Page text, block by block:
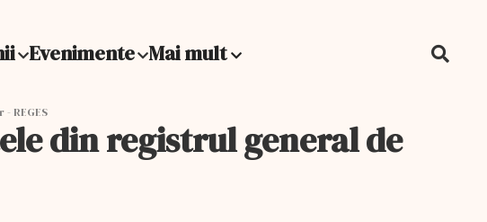
Evenimente Mai mult
REGES
din registrul general de